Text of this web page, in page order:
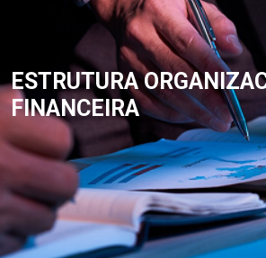
ESTRUTURA
FINANCEIRA